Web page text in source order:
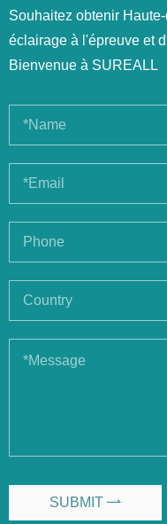
Souhaitez obtenir
éclairage à l'épreuve et
Bienvenue à SUREALL
SUBMIT 